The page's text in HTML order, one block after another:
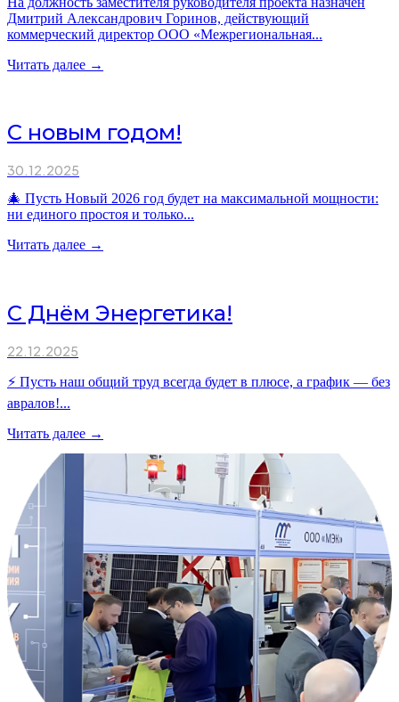
Дмитрий Александрович Горинов, действующий
коммерческий директор ООО «Межрегиональная...
Читать далее →
С новым годом!
30.12.2025
🎄 Пусть Новый 2026 год будет на максимальной мощности:
ни единого простоя и только...
Читать далее →
С Днём Энергетика!
22.12.2025
⚡ Пусть наш общий труд всегда будет в плюсе, а график — без
авралов!...
Читать далее →